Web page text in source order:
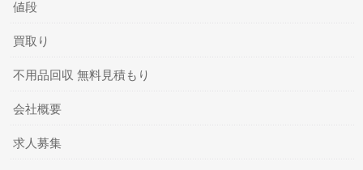
値段
買取り
不用品回収 無料見積もり
会社概要
求人募集